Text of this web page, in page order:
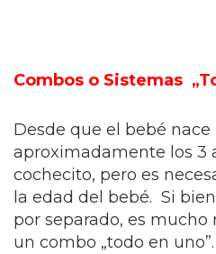
Combos o Sistemas
Desde que el bebé nace
aproximadamente los 3
cochecito, pero es
la edad del bebé. Si
por separado, es
un combo „todo en